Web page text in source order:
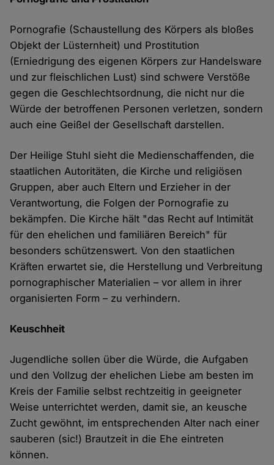
Pornografie (Schaustellung des Körpers als bloßes
Objekt der Lüsternheit) und Prostitution
(Erniedrigung des eigenen Körpers zur Handelsware
und zur fleischlichen Lust) sind schwere Verstöße
gegen die Geschlechtsordnung, die nicht nur die
Würde der betroffenen Personen verletzen, sondern
auch eine Geißel der Gesellschaft darstellen.
Der Heilige Stuhl sieht die Medienschaffenden, die
staatlichen Autoritäten, die Kirche und religiösen
Gruppen, aber auch Eltern und Erzieher in der
Verantwortung, die Folgen der Pornografie zu
bekämpfen. Die Kirche hält "das Recht auf Intimität
für den ehelichen und familiären Bereich" für
besonders schützenswert. Von den staatlichen
Kräften erwartet sie, die Herstellung und Verbreitung
pornographischer Materialien – vor allem in ihrer
organisierten Form – zu verhindern.
Keuschheit
Jugendliche sollen über die Würde, die Aufgaben
und den Vollzug der ehelichen Liebe am besten im
Kreis der Familie selbst rechtzeitig in geeigneter
Weise unterrichtet werden, damit sie, an keusche
Zucht gewöhnt, im entsprechenden Alter nach einer
sauberen (sic!) Brautzeit in die Ehe eintreten
können.